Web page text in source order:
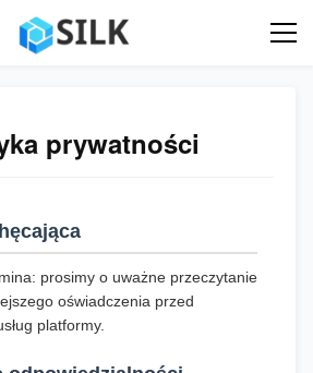
prywatności
prosimy o uważne przeczytanie
oświadczenia przed
platformy.